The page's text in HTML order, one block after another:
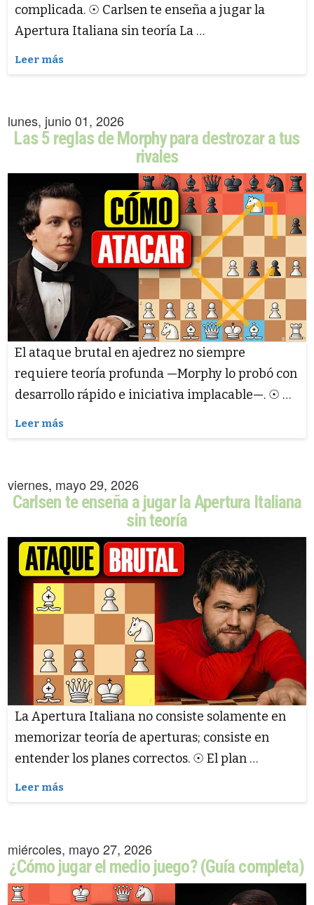
complicada. ☉ Carlsen te enseña a jugar la
Apertura Italiana sin teoría La …
Leer más
lunes, junio 01, 2026
Las 5 reglas de Morphy para destrozar a tus
rivales
El ataque brutal en ajedrez no siempre
requiere teoría profunda —Morphy lo probó con
desarrollo rápido e iniciativa implacable—. ☉ …
Leer más
viernes, mayo 29, 2026
Carlsen te enseña a jugar la Apertura Italiana
sin teoría
La Apertura Italiana no consiste solamente en
memorizar teoría de aperturas; consiste en
entender los planes correctos. ☉ El plan …
Leer más
miércoles, mayo 27, 2026
¿Cómo jugar el medio juego? (Guía completa)